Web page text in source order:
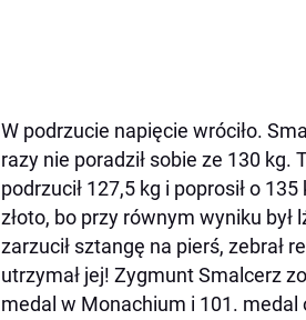
W podrzucie napięcie wróciło.
razy nie poradził sobie ze 130
podrzucił 127,5 kg i poprosił o
złoto, bo przy równym wyniku był
zarzucił sztangę na pierś, zebrał
utrzymał jej! Zygmunt Smalcerz
medal w Monachium i 101.